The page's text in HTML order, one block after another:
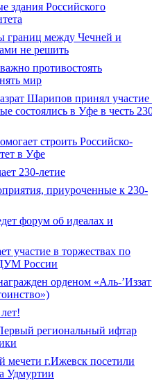
здания Российского
между Чечней и
не решить
противостоять
мир
Шарипов принял участие
состоялись в Уфе в честь
строить Российско-
в Уфе
230-летие
приуроченные к 230-
форум об идеалах и
участие в торжествах по
России
орденом «Аль-
региональный ифтар
мечети г.Ижевск посетили
Удмуртии